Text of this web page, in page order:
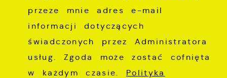
przeze mnie adres e-mail
informacji dotyczących
świadczonych przez Administratora
usług. Zgoda może zostać cofnięta
w każdym czasie. Polityka